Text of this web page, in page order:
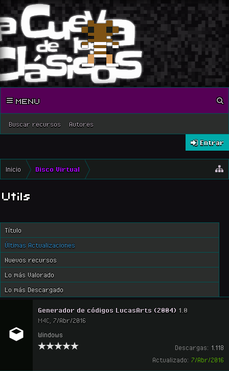
Buscar recursos Autores
MENU
Entrar
Inicio Disco Virtual
Utils
Título
Últimas Actualizaciones
Nuevos recursos
Lo más Valorado
Lo más Descargado
Generador de códigos LucasArts (2004) 1.0
M4C 7/Abr/2016
Windows
Descargas: 1.118
Actualizado: 7/Abr/2016